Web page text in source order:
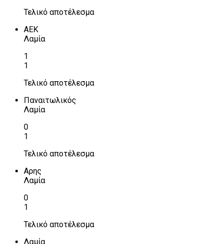
Τελικό αποτέλεσμα
ΑΕΚ
Λαμία
1
1
Τελικό αποτέλεσμα
Παναιτωλικός
Λαμία
0
1
Τελικό αποτέλεσμα
Αρης
Λαμία
0
1
Τελικό αποτέλεσμα
Λαμία